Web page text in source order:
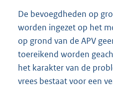
De bevoegdheden op
worden ingezet op het
op grond van de APV
toereikend worden
het karakter van de
vrees bestaat voor een